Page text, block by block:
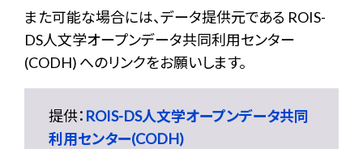
また可能な場合には、データ提供元である ROIS-
DS人文学オープンデータ共同利用センター
(CODH) へのリンクをお願いします。
提供： ROIS-DS人文学オープンデータ共同
利用センター(CODH)